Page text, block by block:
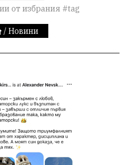
от избрания #tag
/ Новини